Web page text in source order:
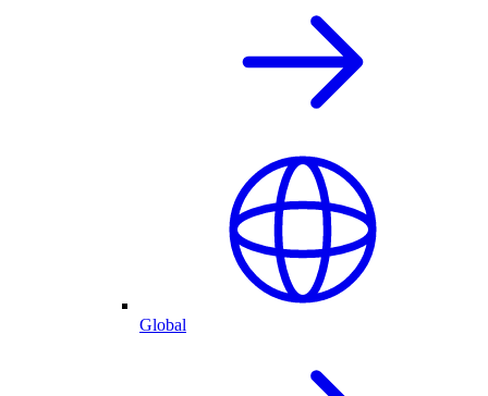
Global